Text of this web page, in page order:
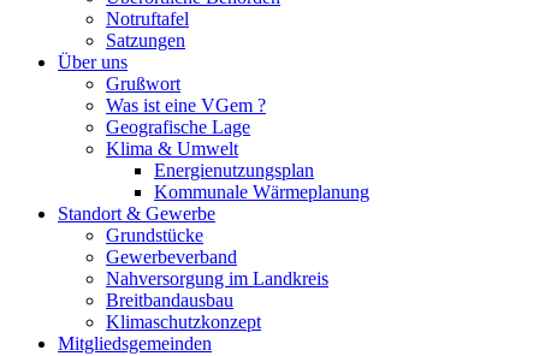
Notruftafel
Satzungen
Über uns
Grußwort
Was ist eine VGem ?
Geografische Lage
Klima & Umwelt
Energienutzungsplan
Kommunale Wärmeplanung
Standort & Gewerbe
Grundstücke
Gewerbeverband
Nahversorgung im Landkreis
Breitbandausbau
Klimaschutzkonzept
Mitgliedsgemeinden